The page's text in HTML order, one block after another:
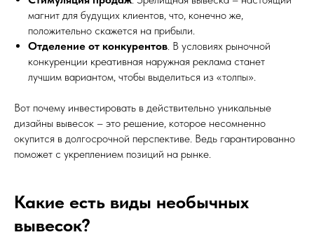
магнит для будущих клиентов, что, конечно же,
положительно скажется на прибыли.
Отделение от конкурентов. В условиях рыночной
конкуренции креативная наружная реклама станет
лучшим вариантом, чтобы выделиться из «толпы».
Вот почему инвестировать в действительно уникальные
дизайны вывесок – это решение, которое несомненно
окупится в долгосрочной перспективе. Ведь гарантированно
поможет с укреплением позиций на рынке.
Какие есть виды необычных
вывесок?